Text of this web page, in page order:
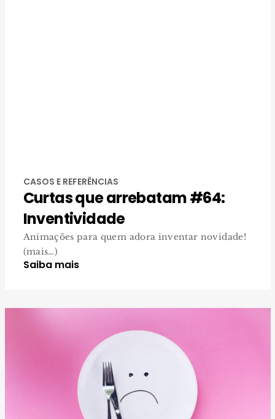
CASOS E REFERÊNCIAS
Curtas que arrebatam #64:
Inventividade
Animações para quem adora inventar novidade!
(mais…)
Saiba mais